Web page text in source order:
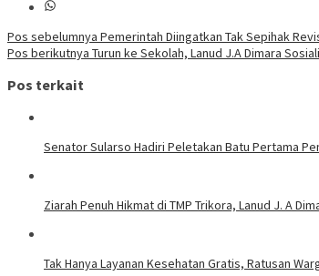
Navigasi
pos
Pos sebelumnya Pemerintah Diingatkan Tak Sepihak
Pos berikutnya Turun ke Sekolah, Lanud J.A Dimara
Pos terkait
Senator Sularso Hadiri Peletakan Batu Pertama
Ziarah Penuh Hikmat di TMP Trikora, Lanud J. A
Tak Hanya Layanan Kesehatan Gratis, Ratusan